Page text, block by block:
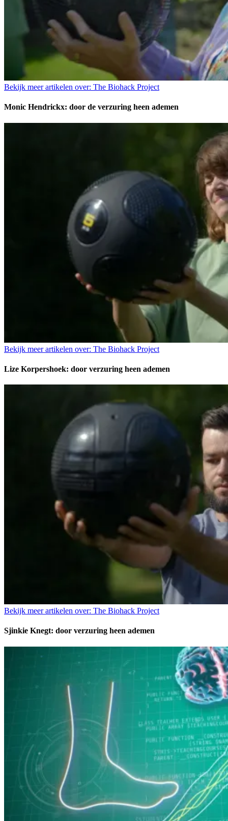
Bekijk meer artikelen over: The Biohack Project
Monic Hendrickx: door de verzuring heen ademen
Bekijk meer artikelen over: The Biohack Project
Lize Korpershoek: door verzuring heen ademen
Bekijk meer artikelen over: The Biohack Project
Sjinkie Knegt: door verzuring heen ademen